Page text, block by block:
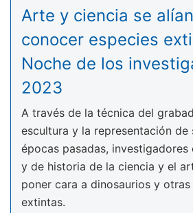
Arte y ciencia se
conocer especies
Noche de los
2023
A través de la técnica del
escultura y la representación de
épocas pasadas,
y de historia de la ciencia y el
poner cara a dinosaurios y
extintas.